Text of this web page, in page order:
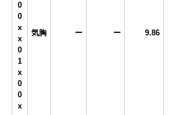
0
0
x
x
0
1
x
0
0
x
気胸 ー ー 9.86